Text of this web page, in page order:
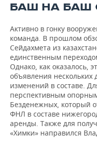
БАШ НА БАШ
Активно в гонку
команда. В прошлом
Сейдахмета из
единственным
Однако, как оказалось,
объявления
изменений в составе.
перспективным
Безденежных, который
ФНЛ в составе
аренды. Также для
«Химки» направился